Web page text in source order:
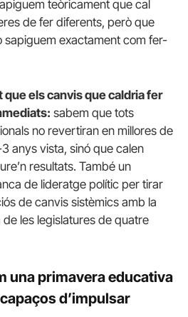
teòricament que cal
de fer diferents, però que
sapiguem exactament com fer-
que els canvis que caldria fer
sabem que tots
no revertiran en millores de
anys vista, sinó que calen
resultats. També un
de lideratge polític per tirar
de canvis sistèmics amb la
les legislatures de quatre
una primavera educativa
d’impulsar